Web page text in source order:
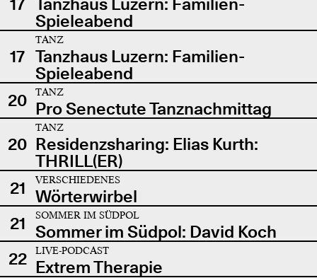
Spieleabend
17
TANZ
Tanzhaus Luzern: Familien-
Spieleabend
20
TANZ
Pro Senectute Tanznachmittag
20
TANZ
Residenzsharing: Elias Kurth:
THRILL(ER)
21
VERSCHIEDENES
Wörterwirbel
21
SOMMER IM SÜDPOL
Sommer im Südpol: David Koch
22
LIVE-PODCAST
Extrem Therapie